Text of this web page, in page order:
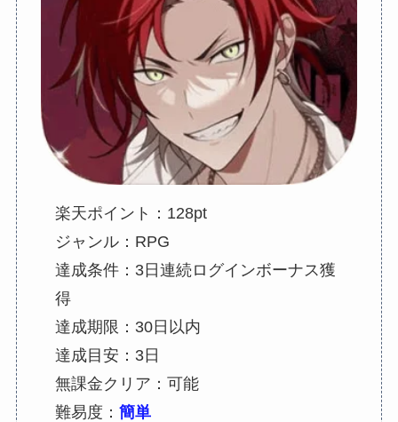
楽天ポイント：128pt
ジャンル：RPG
達成条件：3日連続ログインボーナス獲
得
達成期限：30日以内
達成目安：3日
無課金クリア：可能
難易度： 簡単